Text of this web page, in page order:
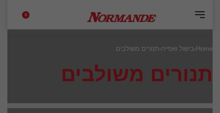
0
Home
›בישול ואפייה›תנורים משולבים
תנורים משולבים